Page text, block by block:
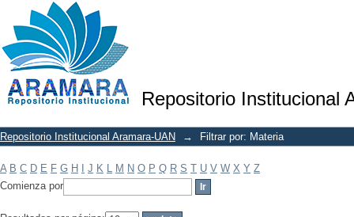
Repositorio Institucional
Filtrar por: Materia
Repositorio Institucional Aramara-UAN → Filtrar por: Materia
A B C D E F G H J K L M N O P Q R S T U V W X Y Z
Comienza por